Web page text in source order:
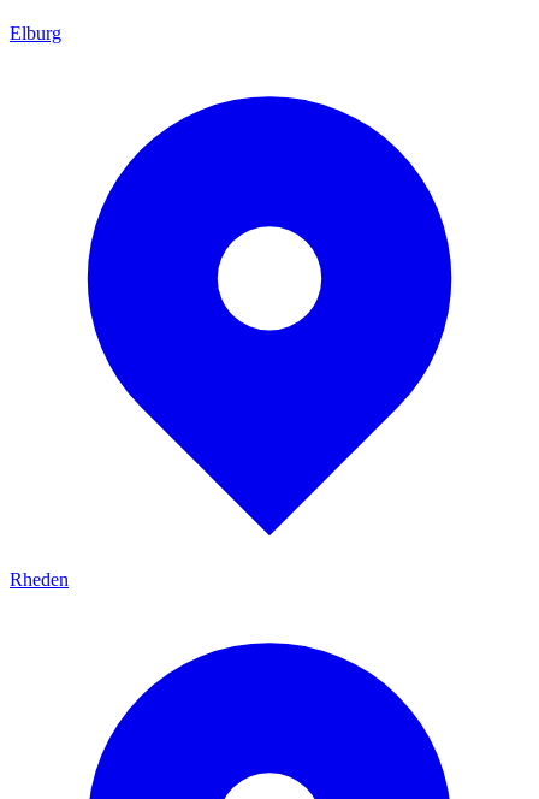
Elburg
Rheden